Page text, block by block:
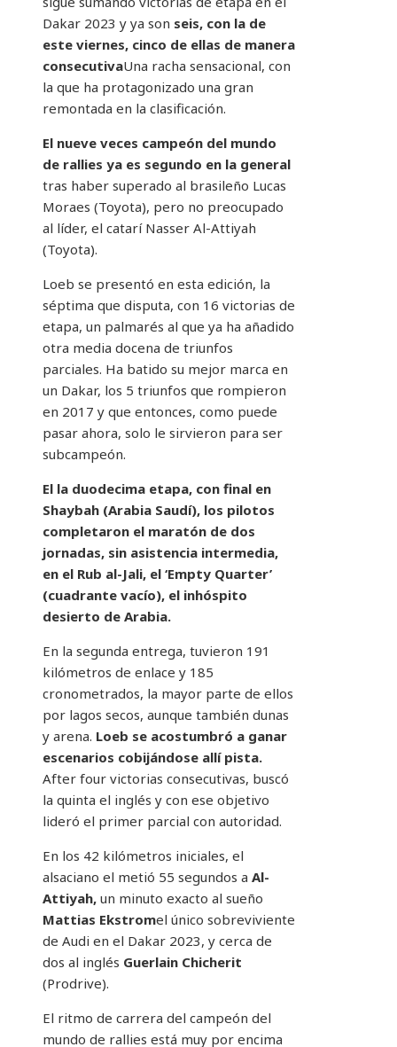
Dakar 2023 y ya son seis, con la de
este viernes, cinco de ellas de manera
consecutivaUna racha sensacional, con
la que ha protagonizado una gran
remontada en la clasificación.
El nueve veces campeón del mundo
de rallies ya es segundo en la general
tras haber superado al brasileño Lucas
Moraes (Toyota), pero no preocupado
al líder, el catarí Nasser Al-Attiyah
(Toyota).
Loeb se presentó en esta edición, la
séptima que disputa, con 16 victorias de
etapa, un palmarés al que ya ha añadido
otra media docena de triunfos
parciales. Ha batido su mejor marca en
un Dakar, los 5 triunfos que rompieron
en 2017 y que entonces, como puede
pasar ahora, solo le sirvieron para ser
subcampeón.
El la duodecima etapa, con final en
Shaybah (Arabia Saudí), los pilotos
completaron el maratón de dos
jornadas, sin asistencia intermedia,
en el Rub al-Jali, el ‘Empty Quarter’
(cuadrante vacío), el inhóspito
desierto de Arabia.
En la segunda entrega, tuvieron 191
kilómetros de enlace y 185
cronometrados, la mayor parte de ellos
por lagos secos, aunque también dunas
y arena. Loeb se acostumbró a ganar
escenarios cobijándose allí pista.
After four victorias consecutivas, buscó
la quinta el inglés y con ese objetivo
lideró el primer parcial con autoridad.
En los 42 kilómetros iniciales, el
alsaciano el metió 55 segundos a Al-
Attiyah, un minuto exacto al sueño
Mattias Ekstromel único sobreviviente
de Audi en el Dakar 2023, y cerca de
dos al inglés Guerlain Chicherit
(Prodrive).
El ritmo de carrera del campeón del
mundo de rallies está muy por encima